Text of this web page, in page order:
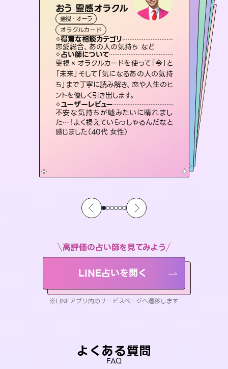
おう 霊感オラクル
霊視・オーラ
オラクルカード
得意な相談カテゴリ
恋愛総合、あの人の気持ち など
占い師について
霊視×オラクルカードを使って「今」と
「未来」そして「気になるあの人の気持
ち」まで丁寧に読み解き、恋や人生のヒ
ントを優しく引き出します。
ユーザーレビュー
不安な気持ちが嘘みたいに晴れまし
た…！よく視えていらっしゃるんだなと
感じました（40代 女性）
アイリス -iris-
西洋占星術
ルーン
得意な相談カテゴリ
恋愛総合、片想い、二人の未来 など
占い師について
復縁、恋愛、不倫の行方、同性愛や片
思い、仕事関係や借金問題まで知りた
いことや心の負担になっていることを
紐解き、背中をそっと押して導きます。
ユーザーレビュー
安心感のあり、言い切ってくれる所や濁
さない鑑定のおかげで、毎回自分の気
持ちを整えられます（30代 男性）
セラピスト理恵
霊視・オーラ
スピリチュアル・リーディング
得意な相談カテゴリ
片想い、二人の未来、年の差 など
占い師について
連絡再開、復縁、成就などの報告実績
多数。セラピストとして2万超の施術経
験があるからこそできる鑑定で、より良
い未来をサポートします。
ユーザーレビュー
とても心温まる鑑定でした。しかもこち
らは何も言っていないのに視えていらっ
しゃるんだなと驚きです（30代女性）
未来視師＊花
霊視・オーラ
スピリチュアル・リーディング
得意な相談カテゴリ
出逢い、片想い、復縁 など
占い師について
未来には何パターンもの選択肢があります。不安で視えにくくなっているあなたの素敵な未来を見つけ、その未来を選択できるようアドバイスします。
ユーザーレビュー
職場の人の性質や人間関係、本心など
本当によく視えていてびっくり。対策が
打てて前向きになれます（40代）
スピリチュアル・リーディング
得意な相談カテゴリ
片想い、あの人の気持ち、復縁 など
占い師について
3,700年以上の歴史を持つ東洋最古の
占術「易占」で詳細まで占い、幸せへ向
かう道筋を示します。厳しい結果にも具
体的な対策をお伝えします。
ユーザーレビュー
複雑な背景もしっかり聞いて鑑定して
いただけました。気持ちが楽になりまし
た（50代 女性）
霊視・オーラ タロット
スピリチュアル・リーディング
得意な相談カテゴリ
片想い、あの人の気持ち、復縁 など
占い師について
恋愛のお悩みの中でも特に「曖昧な関
係」の相談を得意としており、友達以上
恋人未満なお相手との今後や本音を丁
寧に読み解き恋愛成就へと導きます。
ユーザーレビュー
鑑定していただいてアドバイス通りに行
動すると仲が復活してきました。ありが
とうございました（40代 女性）
高評価の占い師を見てみよう
LINE占いを開く
※LINEアプリ内のサービスページへ遷移します
よくある質問
FAQ